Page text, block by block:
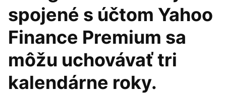
spojené s účtom Yahoo
Finance Premium sa
môžu uchovávať tri
kalendárne roky.